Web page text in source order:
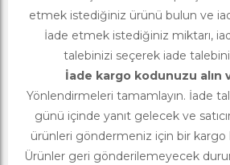
etmek istediğiniz ürünü bulun ve
İade etmek istediğiniz miktarı,
talebinizi seçerek iade
İade kargo kodunuzu alın
Yönlendirmeleri tamamlayın. İade
günü içinde yanıt gelecek ve
ürünleri göndermeniz için bir
Ürünler geri gönderilemeyecek